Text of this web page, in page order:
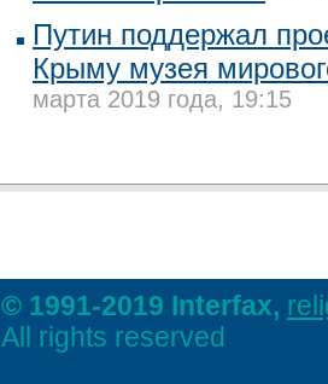
Путин поддержал
Крыму музея
марта 2019 года, 19:15
© 1991-2019 Interfax,
All rights reserved